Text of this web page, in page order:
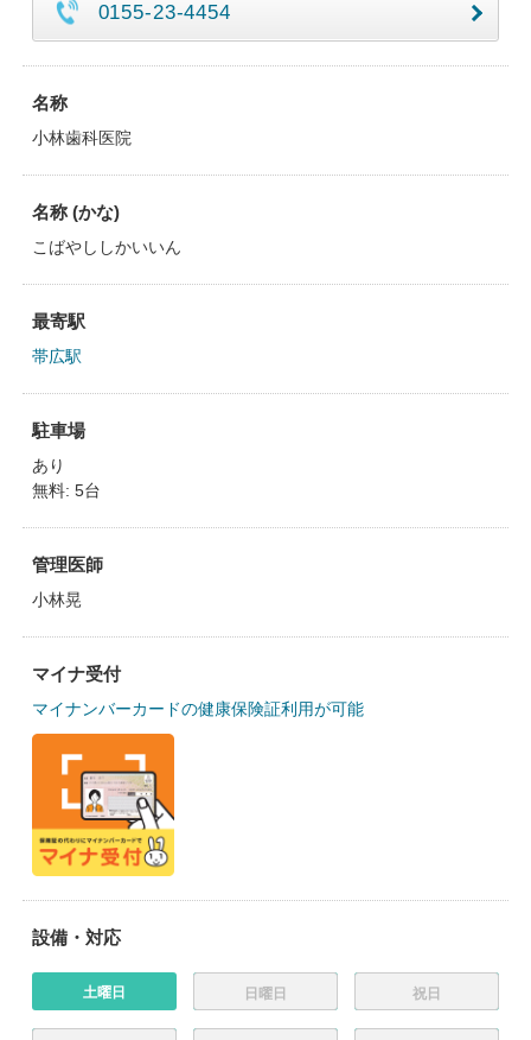
0155-23-4454
名称
小林歯科医院
名称 (かな)
こばやししかいいん
最寄駅
帯広駅
駐車場
あり
無料: 5台
管理医師
小林晃
マイナ受付
マイナンバーカードの健康保険証利用が可能
設備・対応
土曜日 日曜日 祝日